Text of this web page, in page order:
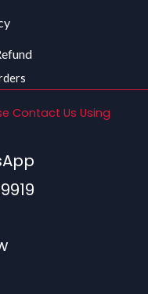
Contact Us Using